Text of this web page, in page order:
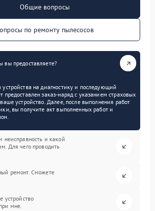
Общие вопросы
по ремонту пылесосов
вы предоставляете?
на диагностику и последующий
предоставлен заказ-наряд с указанием страховых
устройство. Далее, после выполнения работ
вы получите акт выполненных работ и
и какой
Для чего проводить
ремонт. Сможете
устройство
мне.